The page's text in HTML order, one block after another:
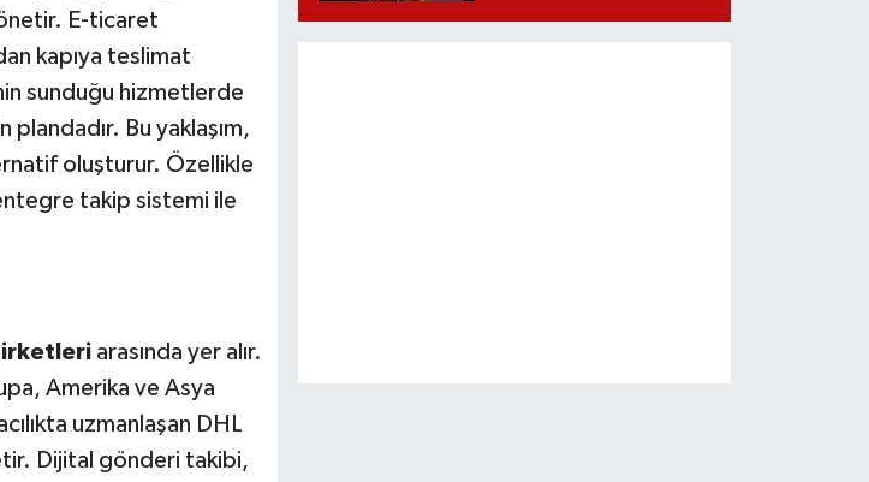
E-ticaret
kapıya teslimat
sunduğu hizmetlerde
Bu yaklaşım,
oluşturur. Özellikle
takip sistemi ile
arasında yer alır.
Amerika ve Asya
uzmanlaşan DHL
Dijital gönderi takibi,